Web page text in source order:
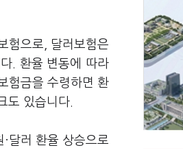
험으로, 달러보험은
. 환율 변동에 따라
험금을 수령하면 환
도 있습니다.
달러 환율 상승으로